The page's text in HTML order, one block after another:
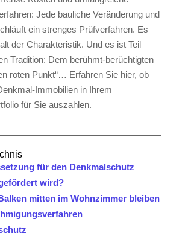
Jede bauliche Veränderung und
ein strenges Prüfverfahren. Es
der Charakteristik. Und es ist Teil
Tradition: Dem berühmt-berüchtigten
roten Punkt“… Erfahren Sie hier, ob
Immobilien in Ihrem
für Sie auszahlen.
für den Denkmalschutz
wird?
mitten im Wohnzimmer bleiben